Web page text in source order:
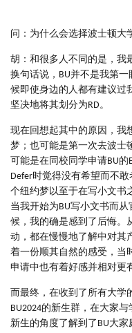
问：为什么会选择波士顿大
胡：和很多人不同的是，我
换句话说，BU并不是我第
候即使身边的人都有建议过
坚决地将其划分为RD。
现在回想起其中的原因，我
梦；也可能是第一次去波士
可能是在同校同学申请BU
Defer时觉得没有希望而不
个纽约梦以至于在写小文书
当我开始为BU写小文书而
候，我的确是感到了后悔。
动，都在慢慢地了解中对其
着一份顺其自然的感受，当
申请中也有着好感并相对更
而最终，在收到了所有大学
BU2024的新生群，在大家
新生的角度了解到了BU大